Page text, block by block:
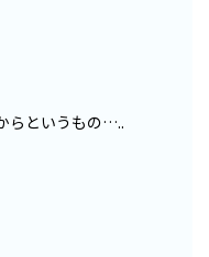
らというもの…..